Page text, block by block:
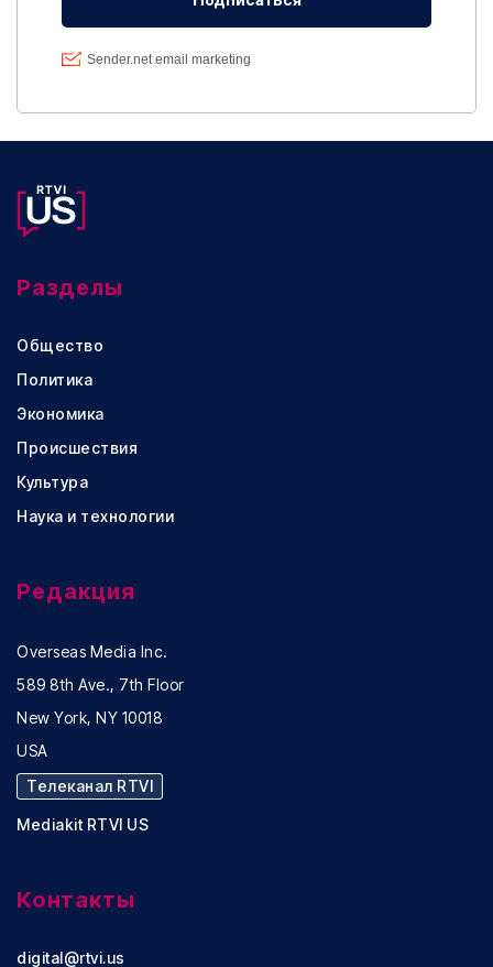
Разделы
Общество
Политика
Экономика
Происшествия
Культура
Наука и технологии
Редакция
Overseas Media Inc.
589 8th Ave., 7th Floor
New York, NY 10018
USA
Телеканал RTVI
Mediakit RTVI US
Контакты
digital@rtvi.us